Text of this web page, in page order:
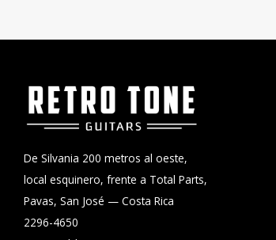
De Silvania 200 metros al oeste,
local esquinero, frente a Total Parts,
Pavas, San José — Costa Rica
2296-4650